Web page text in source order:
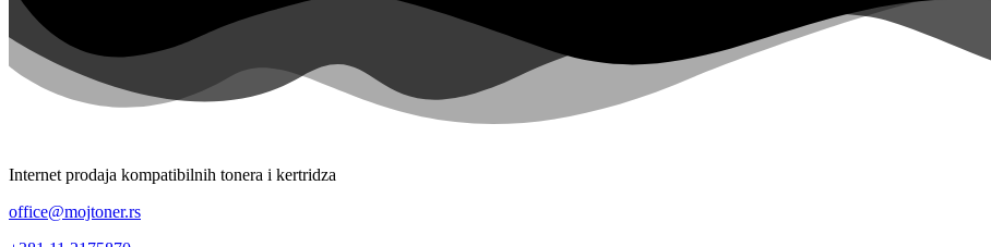
Internet prodaja kompatibilnih tonera i kertridza
office@mojtoner.rs